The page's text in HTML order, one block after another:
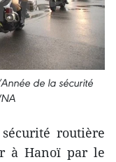
de la sécurité
routière
à Hanoï par le